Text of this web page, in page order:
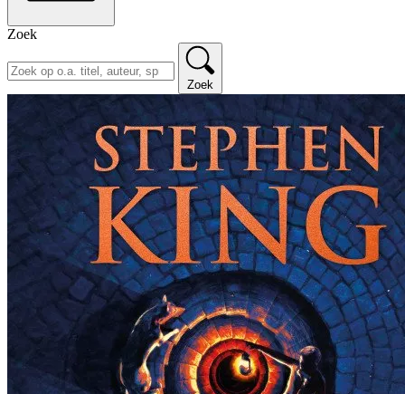
Zoek
Zoek